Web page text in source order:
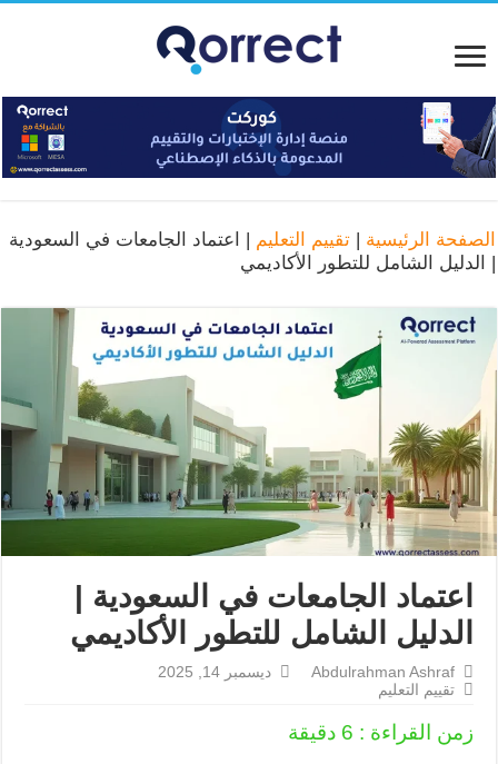
الصفحة الرئيسية |تقييم التعليم |
اعتماد الجامعات في السعودية
| الدليل الشامل للتطور الأكاديمي
اعتماد الجامعات في السعودية |
الدليل الشامل للتطور الأكاديمي
Abdulrahman Ashraf
ديسمبر 14, 2025
تقييم التعليم
زمن القراءة : 6 دقيقة